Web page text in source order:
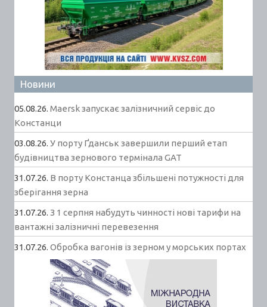
Новини
05.08.26. Maersk запускає залізничний сервіс до
Констанци
03.08.26. У порту Ґданськ завершили перший етап
будівництва зернового термінала GAT
31.07.26. В порту Констанца збільшені потужності для
зберігання зерна
31.07.26. З 1 серпня набудуть чинності нові тарифи на
вантажні залізничні перевезення
31.07.26. Обробка вагонів із зерном у морських портах